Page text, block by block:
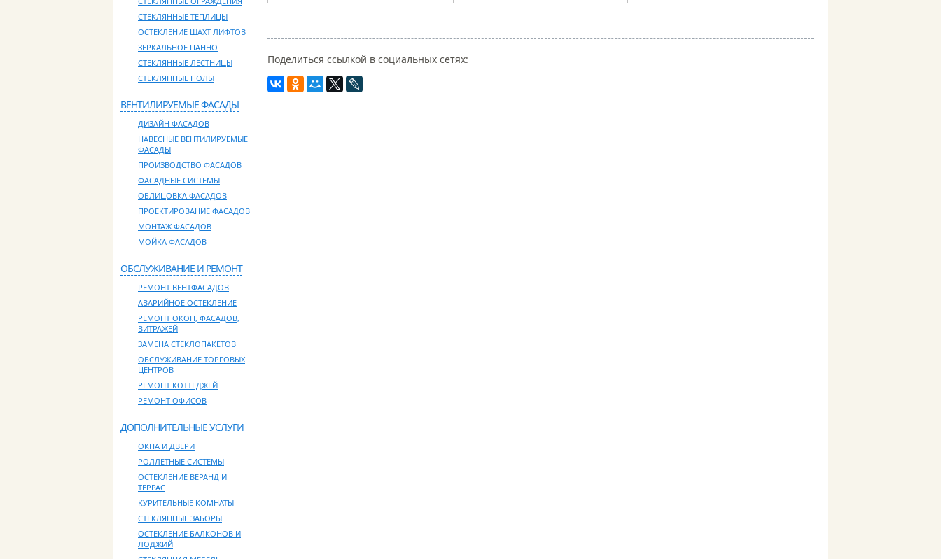
СТЕКЛЯННЫЕ ТЕПЛИЦЫ
ОСТЕКЛЕНИЕ ШАХТ ЛИФТОВ
ЗЕРКАЛЬНОЕ ПАННО
СТЕКЛЯННЫЕ ЛЕСТНИЦЫ
СТЕКЛЯННЫЕ ПОЛЫ
ВЕНТИЛИРУЕМЫЕ ФАСАДЫ
ДИЗАЙН ФАСАДОВ
НАВЕСНЫЕ ВЕНТИЛИРУЕМЫЕ
ФАСАДЫ
ПРОИЗВОДСТВО ФАСАДОВ
ФАСАДНЫЕ СИСТЕМЫ
ОБЛИЦОВКА ФАСАДОВ
ПРОЕКТИРОВАНИЕ ФАСАДОВ
МОНТАЖ ФАСАДОВ
МОЙКА ФАСАДОВ
ОБСЛУЖИВАНИЕ И РЕМОНТ
РЕМОНТ ВЕНТФАСАДОВ
АВАРИЙНОЕ ОСТЕКЛЕНИЕ
РЕМОНТ ОКОН, ФАСАДОВ,
ВИТРАЖЕЙ
ЗАМЕНА СТЕКЛОПАКЕТОВ
ОБСЛУЖИВАНИЕ ТОРГОВЫХ
ЦЕНТРОВ
РЕМОНТ КОТТЕДЖЕЙ
РЕМОНТ ОФИСОВ
ДОПОЛНИТЕЛЬНЫЕ УСЛУГИ
ОКНА И ДВЕРИ
РОЛЛЕТНЫЕ СИСТЕМЫ
ОСТЕКЛЕНИЕ ВЕРАНД И
ТЕРРАС
КУРИТЕЛЬНЫЕ КОМНАТЫ
СТЕКЛЯННЫЕ ЗАБОРЫ
ОСТЕКЛЕНИЕ БАЛКОНОВ И
ЛОДЖИЙ
Поделиться ссылкой в социальных сетях: